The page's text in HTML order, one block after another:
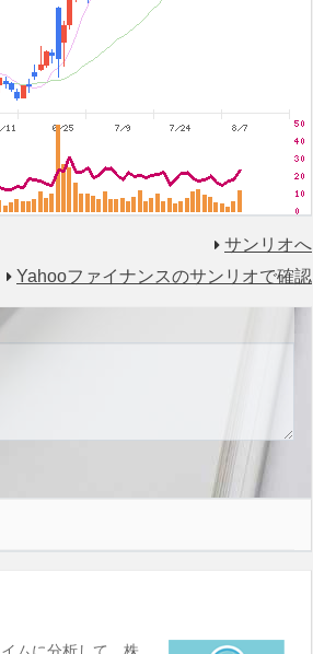
サンリオへ
Yahooファイナンスのサンリオで確認